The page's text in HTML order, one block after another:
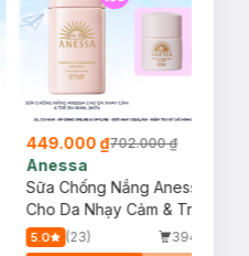
449.000 ₫702.000 ₫
Anessa
Sữa Chống Nắng Anessa
Cho Da Nhạy Cảm & Trẻ Em
60ml (Mới)
5.0 (23)
394/tháng